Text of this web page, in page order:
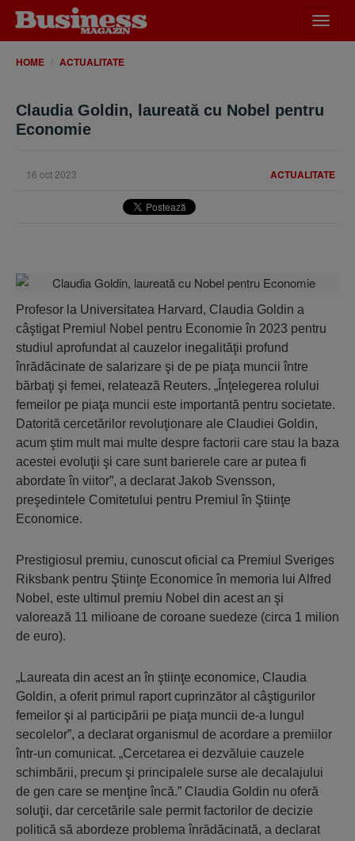
meniu
HOME ACTUALITATE
Claudia Goldin, laureată cu Nobel pentru
Economie
ACTUALITATE
16 oct 2023
Profesor la Universitatea Harvard, Claudia Goldin a
câştigat Premiul Nobel pentru Economie în 2023 pentru
studiul aprofundat al cauzelor inegalităţii profund
înrădăcinate de salarizare şi de pe piaţa muncii între
bărbaţi şi femei, relatează Reuters. „Înţelegerea rolului
femeilor pe piaţa muncii este importantă pentru societate.
Datorită cercetărilor revoluţionare ale Claudiei Goldin,
acum ştim mult mai multe despre factorii care stau la baza
acestei evoluţii şi care sunt barierele care ar putea fi
abordate în viitor”, a declarat Jakob Svensson,
preşedintele Comitetului pentru Premiul în Ştiinţe
Economice.
Prestigiosul premiu, cunoscut oficial ca Premiul Sveriges
Riksbank pentru Ştiinţe Economice în memoria lui Alfred
Nobel, este ultimul premiu Nobel din acest an şi
valorează 11 milioane de coroane suedeze (circa 1 milion
de euro).
„Laureata din acest an în ştiinţe economice, Claudia
Goldin, a oferit primul raport cuprinzător al câştigurilor
femeilor şi al participării pe piaţa muncii de-a lungul
secolelor”, a declarat organismul de acordare a premiilor
într-un comunicat. „Cercetarea ei dezvăluie cauzele
schimbării, precum şi principalele surse ale decalajului
de gen care se menţine încă.” Claudia Goldin nu oferă
soluţii, dar cercetările sale permit factorilor de decizie
politică să abordeze problema înrădăcinată, a declarat